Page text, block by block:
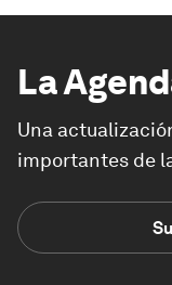
La
Una
importantes de